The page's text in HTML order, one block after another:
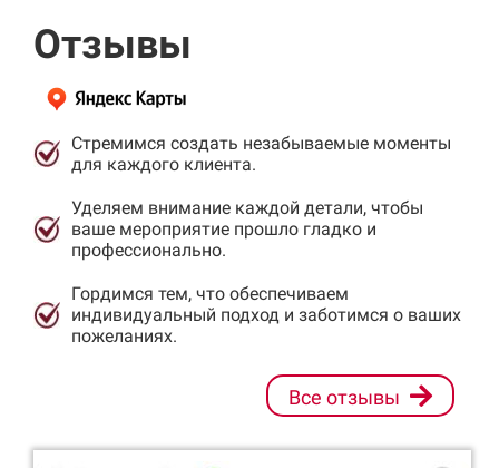
Отзывы
Стремимся создать незабываемые моменты
для каждого клиента.
Уделяем внимание каждой детали, чтобы
ваше мероприятие прошло гладко и
профессионально.
Гордимся тем, что обеспечиваем
индивидуальный подход и заботимся о ваших
пожеланиях.
Все отзывы